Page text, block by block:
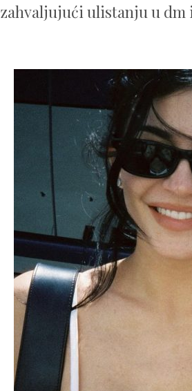
zahvaljujući ulistanju u dm